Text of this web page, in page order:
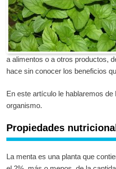
a alimentos o a otros productos,
hace sin conocer los beneficios
En este artículo le hablaremos de
organismo.
Propiedades
La menta es una planta que